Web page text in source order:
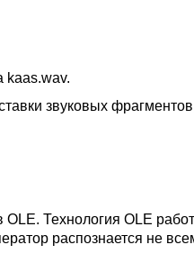
kaas.wav.
звуковых
Технология OLE
распознается не